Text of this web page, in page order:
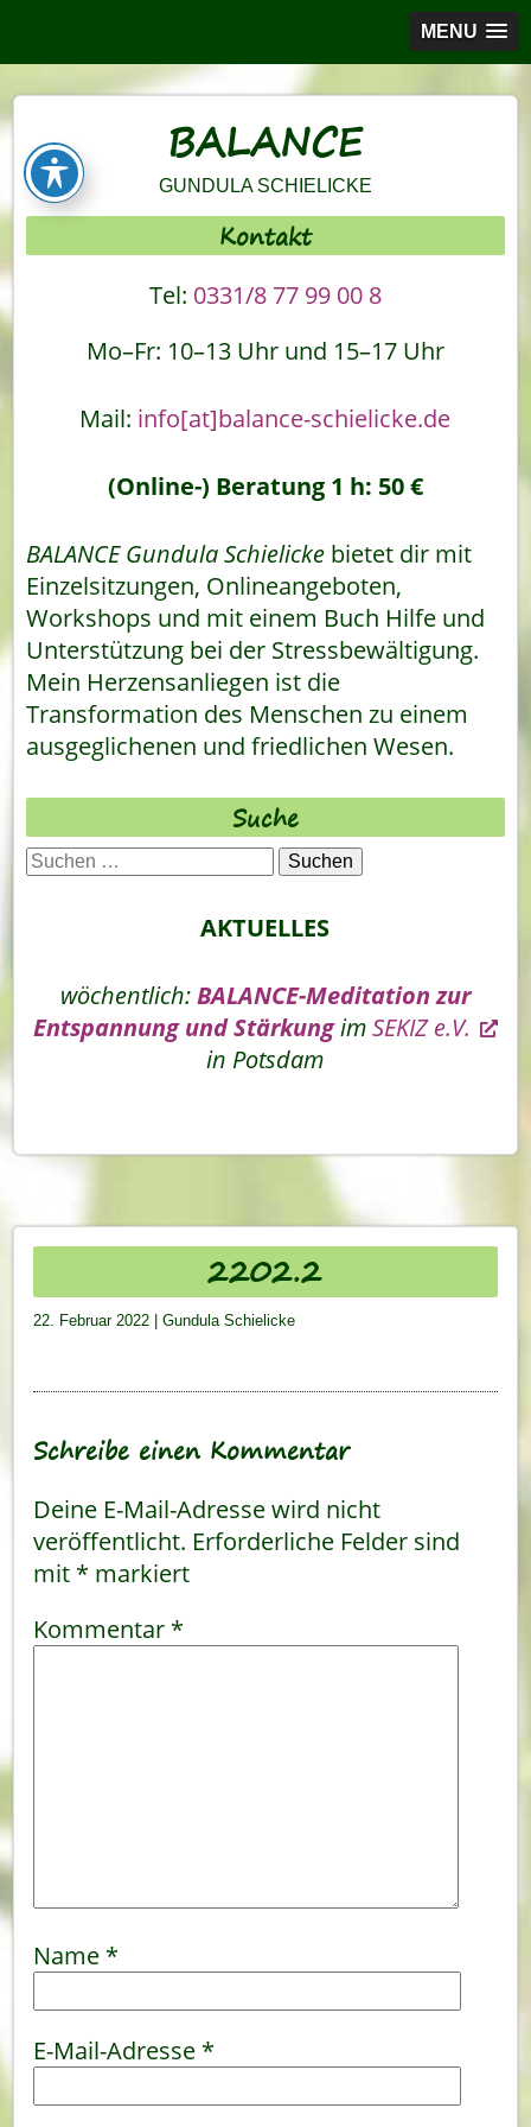
MENU
BALANCE
GUNDULA SCHIELICKE
Kontakt
Tel: 0331/8 77 99 00 8
Mo–Fr: 10–13 Uhr und 15–17 Uhr
Mail: info[at]balance-schielicke.de
(Online-) Beratung 1 h: 50 €
BALANCE Gundula Schielicke bietet dir mit
Einzelsitzungen, Onlineangeboten,
Workshops und mit einem Buch Hilfe und
Unterstützung bei der Stressbewältigung.
Mein Herzensanliegen ist die
Transformation des Menschen zu einem
ausgeglichenen und friedlichen Wesen.
Suche
Suchen
nach:
AKTUELLES
wöchentlich:BALANCE-Meditation zur
Entspannung und StärkungimSEKIZ e.V.
in Potsdam
2202.2
22. Februar 2022 |Gundula Schielicke
Schreibe einen Kommentar
Deine E-Mail-Adresse wird nicht
veröffentlicht. Erforderliche Felder sind
mit * markiert
Kommentar *
Name *
E-Mail-Adresse *